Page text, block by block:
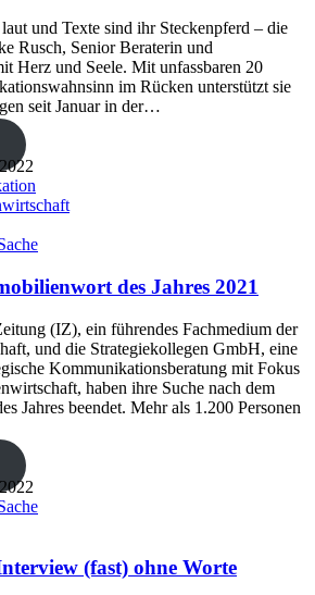
und Texte sind ihr Steckenpferd – die
Rusch, Senior Beraterin und
Herz und Seele. Mit unfassbaren 20
im Rücken unterstützt sie
seit Januar in der…
des Jahres 2021
(IZ), ein führendes Fachmedium der
und die Strategiekollegen GmbH, eine
Kommunikationsberatung mit Fokus
haben ihre Suche nach dem
Jahres beendet. Mehr als 1.200 Personen
(fast) ohne Worte